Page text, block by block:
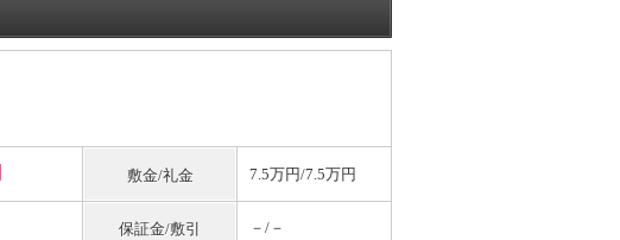
敷金/礼金 7.5万円/7.5万円
保証金/敷引 －/－